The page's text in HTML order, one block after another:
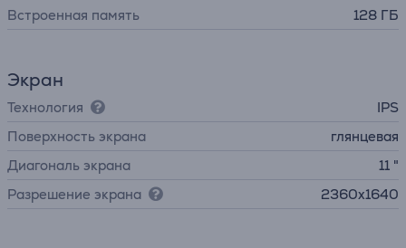
Встроенная память 128 ГБ
Экран
Технология
IPS
Поверхность экрана
глянцевая
Диагональ экрана
11 "
Разрешение экрана
2360x1640